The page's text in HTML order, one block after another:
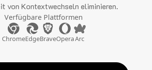
von Kontextwechseln eliminieren.
Verfügbare Plattformen
ChromeEdgeBraveOperaArc